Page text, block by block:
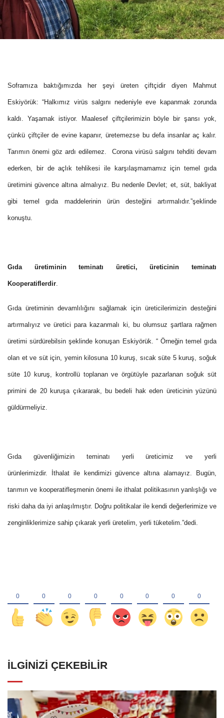
Soframıza baktığımızda her şeyi üreten çiftçidir diyen Mahmut
Eskiyörük: “Halkımız virüs salgını nedeniyle eve kapanmak zorunda
kaldı. Yaşamak istiyor. Maalesef çiftçilerimizin böyle bir şansı yok,
çünkü çiftçiler de evine kapanır, üretemezse bu defa insanlar aç kalır.
Tarımın önemi göz ardı edilemez. Corona virüsü salgını tehditi devam
ederken, bir de açlık tehlikesi ile karşılaşmamamız için temel gıda
üretimini güvence altına almalıyız. Bu nedenle Devlet; et, süt, bakliyat
gibi temel gıda maddelerinin ürün desteğini artırmalıdır.”şeklinde
konuştu.
Gıda üretiminin teminatı üretici, üreticinin teminatı
Kooperatiflerdir.
Gıda üretiminin devamlılığını sağlamak için üreticilerimizin desteğini
artırmalıyız ve üretici para kazanmalı ki, bu olumsuz şartlara rağmen
üretimi sürdürebilsin şeklinde konuşan Eskiyörük. “ Örneğin temel gıda
olan et ve süt için, yemin kilosuna 10 kuruş, sıcak süte 5 kuruş, soğuk
süte 10 kuruş, kontrollü toplanan ve örgütüyle pazarlanan soğuk süt
primini de 20 kuruşa çıkararak, bu bedeli hak eden üreticinin yüzünü
güldürmeliyiz.
Gıda güvenliğimizin teminatı yerli üreticimiz ve yerli
ürünlerimizdir. İthalat ile kendimizi güvence altına alamayız. Bugün,
tarımın ve kooperatifleşmenin önemi ile ithalat politikasının yanlışlığı ve
riski daha da iyi anlaşılmıştır. Doğru politikalar ile kendi değerlerimize ve
zenginliklerimize sahip çıkarak yerli üretelim, yerli tüketelim.”dedi.
İLGINIZI ÇEKEBILIR